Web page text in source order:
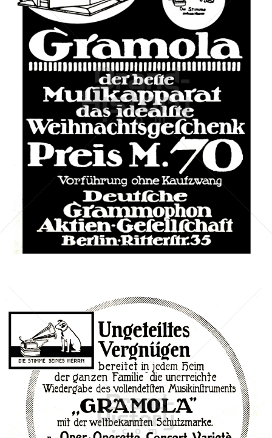
Deutsche Grammophon Akt.-Ges., Berlin
Deutsche Grammophon
1911
Deutsche Grammophon Akt.-Ges., Berlin